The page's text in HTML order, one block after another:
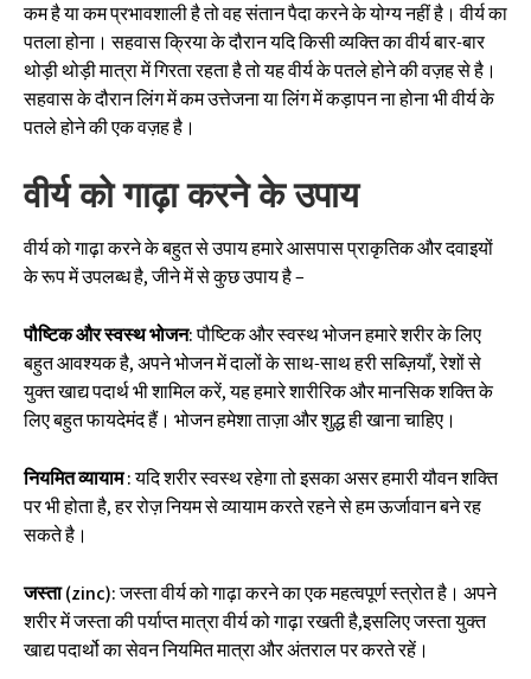
कम है या कम प्रभावशाली है तो वह संतान पैदा करने के योग्य नहीं है। वीर्य का
पतला होना। सहवास क्रिया के दौरान यदि किसी व्यक्ति का वीर्य बार-बार
थोड़ी थोड़ी मात्रा में गिरता रहता है तो यह वीर्य के पतले होने की वज़ह से है।
सहवास के दौरान लिंग में कम उत्तेजना या लिंग में कड़ापन ना होना भी वीर्य के
पतले होने की एक वज़ह है।
वीर्य को गाढ़ा करने के उपाय
वीर्य को गाढ़ा करने के बहुत से उपाय हमारे आसपास प्राकृतिक और दवाइयों
के रूप में उपलब्ध है, जीने में से कुछ उपाय है –
पौष्टिक और स्वस्थ भोजन:पौष्टिक और स्वस्थ भोजन हमारे शरीर के लिए
बहुत आवश्यक है, अपने भोजन में दालों के साथ-साथ हरी सब्ज़ियाँ, रेशों से
युक्त खाद्य पदार्थ भी शामिल करें, यह हमारे शारीरिक और मानसिक शक्ति के
लिए बहुत फायदेमंद हैं। भोजन हमेशा ताज़ा और शुद्ध ही खाना चाहिए।
नियमित व्यायाम :यदि शरीर स्वस्थ रहेगा तो इसका असर हमारी यौवन शक्ति
पर भी होता है, हर रोज़ नियम से व्यायाम करते रहने से हम ऊर्जावान बने रह
सकते है।
जस्ता (zinc):जस्ता वीर्य को गाढ़ा करने का एक महत्वपूर्ण स्त्रोत है। अपने
शरीर में जस्ता की पर्याप्त मात्रा वीर्य को गाढ़ा रखती है,इसलिए जस्ता युक्त
खाद्य पदार्थो का सेवन नियमित मात्रा और अंतराल पर करते रहें।